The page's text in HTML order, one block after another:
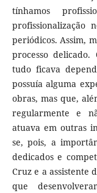
tínhamos
profissionalização
periódicos. Assim,
processo
tudo ficava
possuía alguma
obras, mas que,
regularmente e
atuava em outras
se, pois, a
dedicados e
Cruz e a assistente
que